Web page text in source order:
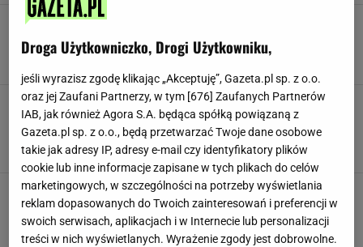
Nie szoruj przypalonego garnka. Babcia kazała
dodać łyżkę i odczekać kilka godzin
GARNKI JEDZENIE ROSÓŁ
Rosół jak u babci, ale bez mętnej
niespodzianki. Tak psujemy go już na samym
starcie
JEDZENIE PRZEPISY ROSÓŁ
Smak dnia. Rosół z niedzieli zamieniam w ten
obiad. Syci na długo i smakuje każdemu
BULION DANIA OBIADOWE JAJKA
Droga Użytkowniczko, Drogi Użytkowniku,
jeśli wyrazisz zgodę klikając „Akceptuję”, Gazeta.pl sp. z o.o.
oraz jej Zaufani Partnerzy, w tym [ 676 ] Zaufanych Partnerów
IAB, jak również Agora S.A. będąca spółką powiązaną z
Gazeta.pl sp. z o.o., będą przetwarzać Twoje dane osobowe
takie jak adresy IP, adresy e-mail czy identyfikatory plików
cookie lub inne informacje zapisane w tych plikach do celów
marketingowych, w szczególności na potrzeby wyświetlania
reklam dopasowanych do Twoich zainteresowań i preferencji w
swoich serwisach, aplikacjach i w Internecie lub personalizacji
treści w nich wyświetlanych. Wyrażenie zgody jest dobrowolne.